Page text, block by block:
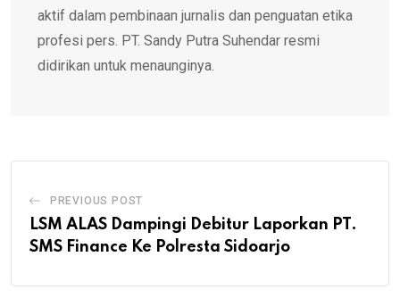
aktif dalam pembinaan jurnalis dan penguatan etika
profesi pers. PT. Sandy Putra Suhendar resmi
didirikan untuk menaunginya.
PREVIOUS POST
LSM ALAS Dampingi Debitur Laporkan PT.
SMS Finance Ke Polresta Sidoarjo